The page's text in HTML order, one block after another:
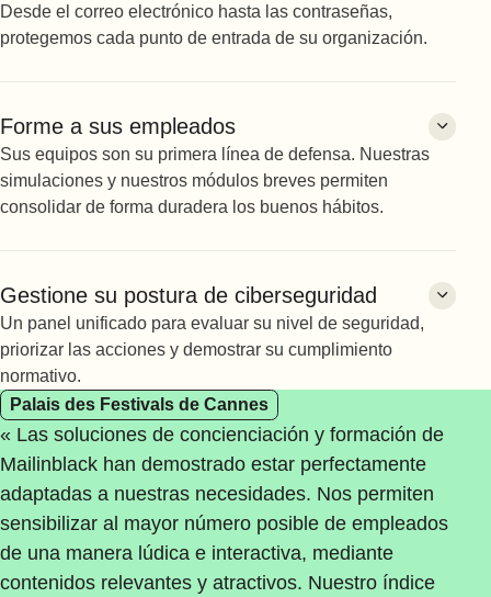
Desde el correo electrónico hasta las contraseñas,
protegemos cada punto de entrada de su organización.
Antiphishing
Antimalware
Antispam
Antiransomware
Análisis de enlaces
Contraseñas
Cajas fuertes compartidas y enlaces cifrados
Gestión de las políticas de seguridad
Generador de contraseñas seguras
Autenticación de doble factor
Alertas en tiempo real
Forme a sus empleados
Sus equipos son su primera línea de defensa. Nuestras
simulaciones y nuestros módulos breves permiten
consolidar de forma duradera los buenos hábitos.
Simulación de ransomware
Simulación de phishing
Simulación de ciberataques
Evaluación de las vulnerabilidades humanas
Concienciación en ciberseguridad
Simulación de spear phishing
Formación
Formación en ciberseguridad
Microaprendizaje
Gestione su postura de ciberseguridad
Un panel unificado para evaluar su nivel de seguridad,
priorizar las acciones y demostrar su cumplimiento
normativo.
Gestión
Estadísticas de ciberseguridad
CyberScore
Mitigación de riesgos
Análisis del comportamiento
Palais des Festivals de Cannes
« Las soluciones de concienciación y formación de
Mailinblack han demostrado estar perfectamente
adaptadas a nuestras necesidades. Nos permiten
sensibilizar al mayor número posible de empleados
de una manera lúdica e interactiva, mediante
contenidos relevantes y atractivos. Nuestro índice